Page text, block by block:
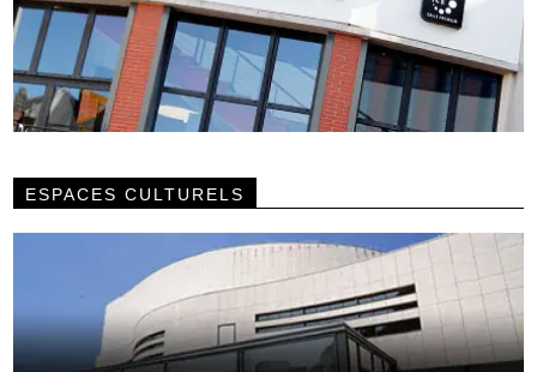
ESPACES CULTURELS